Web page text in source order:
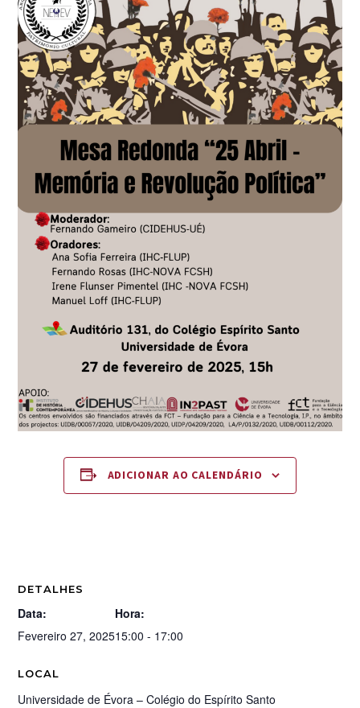
ADICIONAR AO CALENDÁRIO
DETALHES
Data:
Fevereiro 27, 2025
Hora:
15:00 - 17:00
LOCAL
Universidade de Évora – Colégio do Espírito Santo